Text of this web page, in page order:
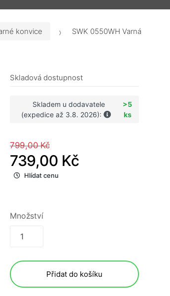
konvice SWK 0550WH Varná
Skladová dostupnost
Skladem u dodavatele
(expedice až 3.8. 2026):
>5
ks
799,00 Kč
739,00 Kč
Hlídat cenu
Množství
Přidat do košíku